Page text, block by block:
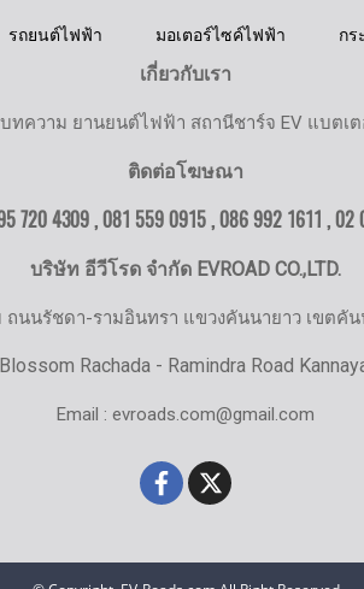
รถยนต์ไฟฟ้า มอเตอร์ไซค์ไฟฟ้า กร
เกี่ยวกับเรา
บทความ ยานยนต์ไฟฟ้า สถานีชาร์จ EV แบต
ติดต่อโฆษณา
720 4309 , 081 559 0915 , 086 992 1611 ,02
บริษัท อีวีโรด จำกัด EVROAD CO.,LTD.
ถนนรัชดา-รามอินทรา แขวงคันนายาว เขตคั
Rachada - Ramindra Road
Email : evroads.com@gmail.com